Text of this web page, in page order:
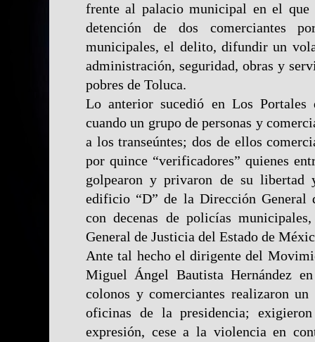
frente al palacio municipal en el que
detención de dos comerciantes
municipales, el delito, difundir un
administración, seguridad, obras y
pobres de Toluca.
Lo anterior sucedió en Los Portales
cuando un grupo de personas y
a los transeúntes; dos de ellos
por quince “verificadores” quienes
golpearon y privaron de su libertad
edificio “D” de la Dirección General
con decenas de policías
General de Justicia del Estado de
Ante tal hecho el dirigente del
Miguel Ángel Bautista Hernández
colonos y comerciantes realizaron
oficinas de la presidencia;
expresión, cese a la violencia en